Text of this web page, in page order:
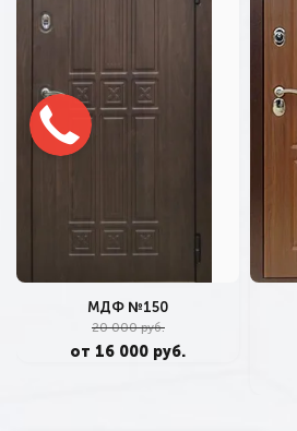
МДФ №150
20 000 руб.
от 16 000 руб.